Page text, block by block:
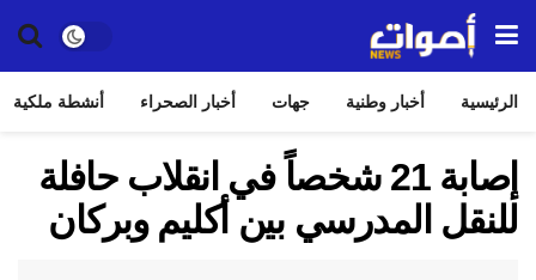
الرئيسية أخبار وطنية جهات أخبار الصحراء أنشطة ملكية
إصابة 21 شخصاً في انقلاب حافلة
للنقل المدرسي بين أكليم وبركان